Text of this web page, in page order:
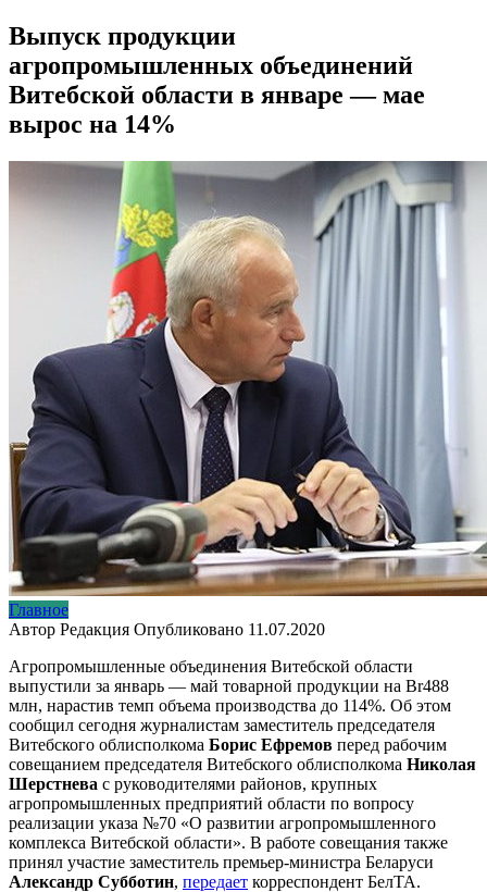
Выпуск продукции
агропромышленных объединений
Витебской области в январе — мае
вырос на 14%
Главное
Автор Редакция Опубликовано 11.07.2020
Агропромышленные объединения Витебской области
выпустили за январь — май товарной продукции на Br488
млн, нарастив темп объема производства до 114%. Об этом
сообщил сегодня журналистам заместитель председателя
Витебского облисполкома Борис Ефремов перед рабочим
совещанием председателя Витебского облисполкома Николая
Шерстнева с руководителями районов, крупных
агропромышленных предприятий области по вопросу
реализации указа №70 «О развитии агропромышленного
комплекса Витебской области». В работе совещания также
принял участие заместитель премьер-министра Беларуси
Александр Субботин, передает корреспондент БелТА.